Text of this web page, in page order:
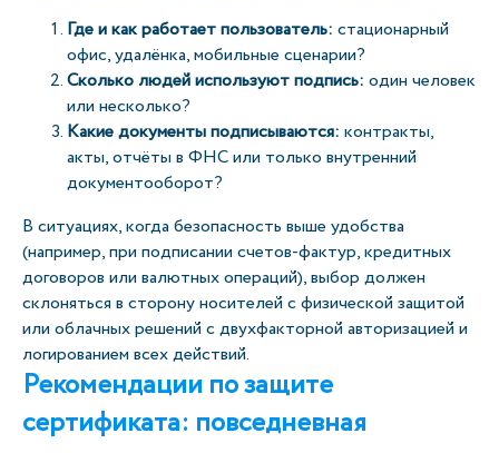
Где и как работает пользователь: стационарный
офис, удалёнка, мобильные сценарии?
Сколько людей используют подпись: один человек
или несколько?
Какие документы подписываются: контракты,
акты, отчёты в ФНС или только внутренний
документооборот?
В ситуациях, когда безопасность выше удобства
(например, при подписании счетов-фактур, кредитных
договоров или валютных операций), выбор должен
склоняться в сторону носителей с физической защитой
или облачных решений с двухфакторной авторизацией и
логированием всех действий.
Рекомендации по защите
сертификата: повседневная